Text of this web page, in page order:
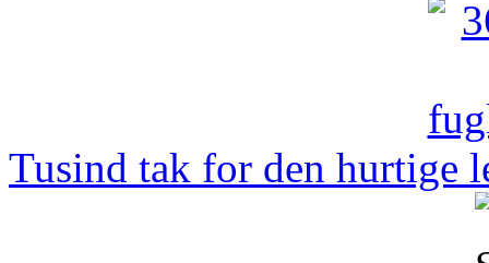
Tusind tak for den hurtige